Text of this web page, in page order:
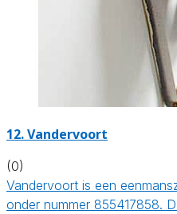
12. Vandervoort
(0)
Vandervoort is een
onder nummer 855417858.